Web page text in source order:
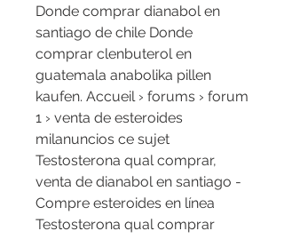
Donde comprar dianabol en
santiago de chile Donde
comprar clenbuterol en
guatemala anabolika pillen
kaufen. Accueil › forums › forum
1 › venta de esteroides
milanuncios ce sujet
Testosterona qual comprar,
venta de dianabol en santiago -
Compre esteroides en línea
Testosterona qual comprar